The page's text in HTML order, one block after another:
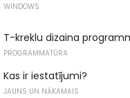
WINDOWS
T-kreklu dizaina
PROGRAMMATŪRA
Kas ir iestatījumi?
JAUNS UN NĀKAMAIS